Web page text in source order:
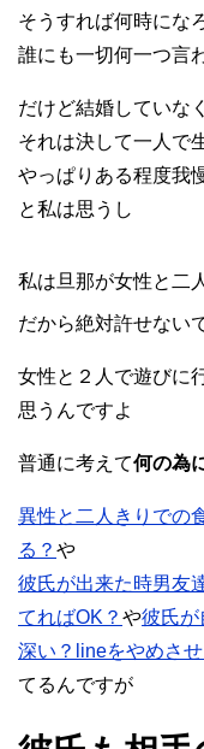
そうすれば何時にな
誰にも一切何一つ言
だけど結婚していな
それは決して一人で
やっぱりある程度我
と私は思うし
私は旦那が女性と二
だから絶対許せない
女性と２人で遊びに
思うんですよ
普通に考えて何の為
異性と二人きりでの
る？ や
彼氏が出来た時男友
てればOK？ や彼氏が
深い？lineをやめさ
てるんですが